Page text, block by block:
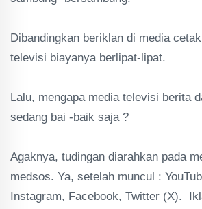
Dibandingkan beriklan di media
televisi biayanya berlipat-lipat.
Lalu, mengapa media televisi berita
sedang bai -baik saja ?
Agaknya, tudingan diarahkan pada
medsos. Ya, setelah muncul :
Instagram, Facebook, Twitter (X).